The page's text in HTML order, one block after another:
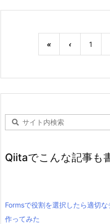
« ‹ 1
Qiitaでこんな記事も
Formsで役割を選択したら適切
作ってみた